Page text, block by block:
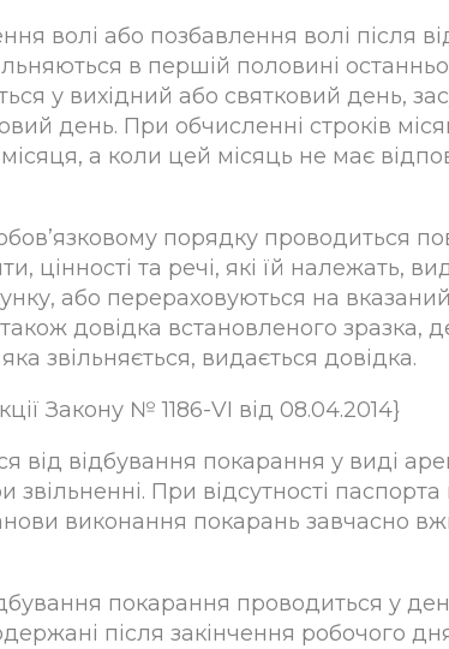
волі або позбавлення волі після
в першій половині
у вихідний або святковий день,
день. При обчисленні строків
а коли цей місяць не має
порядку проводиться
цінності та речі, які їй належать,
або перераховуються на
довідка встановленого зразка,
звільняється, видається довідка.
Закону № 1186-VI від 08.04.2014}
від відбування покарання у виді
При відсутності паспорта
виконання покарань завчасно
покарання проводиться у
після закінчення робочого